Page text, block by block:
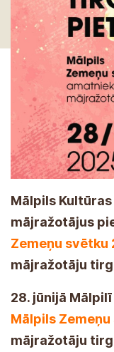
Mālpils
mājražotājus
Zemeņu svētku
mājražotāju
28. jūnijā
Mālpils
mājražotāju